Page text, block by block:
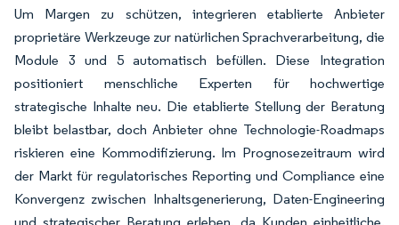
Um Margen zu schützen, integrieren etablierte Anbieter
proprietäre Werkzeuge zur natürlichen Sprachverarbeitung, die
Module 3 und 5 automatisch befüllen. Diese Integration
positioniert menschliche Experten für hochwertige
strategische Inhalte neu. Die etablierte Stellung der Beratung
bleibt belastbar, doch Anbieter ohne Technologie-Roadmaps
riskieren eine Kommodifizierung. Im Prognosezeitraum wird
der Markt für regulatorisches Reporting und Compliance eine
Konvergenz zwischen Inhaltsgenerierung, Daten-Engineering